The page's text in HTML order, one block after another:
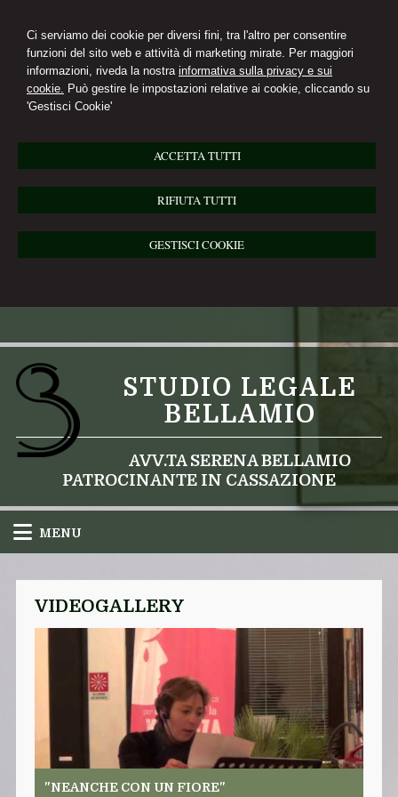
Ci serviamo dei cookie per diversi fini, tra l'altro per consentire
funzioni del sito web e attività di marketing mirate. Per maggiori
informazioni, riveda la nostra informativa sulla privacy e sui
cookie. Può gestire le impostazioni relative ai cookie, cliccando su
'Gestisci Cookie'
ACCETTA TUTTI
RIFIUTA TUTTI
GESTISCI COOKIE
STUDIO LEGALE
BELLAMIO
AVV.TA SERENA BELLAMIO
PATROCINANTE IN CASSAZIONE
MENU
VIDEOGALLERY
"NEANCHE CON UN FIORE"